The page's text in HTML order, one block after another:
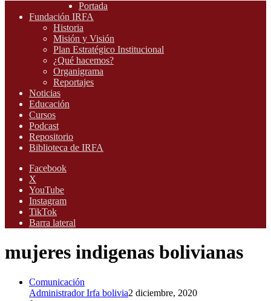
Portada
Fundación IRFA
Historia
Misión y Visión
Plan Estratégico Institucional
¿Qué hacemos?
Organigrama
Reportajes
Noticias
Educación
Cursos
Podcast
Repositorio
Biblioteca de IRFA
Facebook
X
YouTube
Instagram
TikTok
Barra lateral
mujeres indigenas bolivianas
Comunicación
Administrador Irfa bolivia2 diciembre, 2020